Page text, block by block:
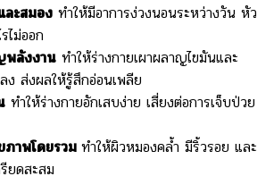
ละสมอง ทำให้มีอาการง่วงนอนระหว่างวัน หัว
ไม่ออก
พลังงาน ทำให้ร่างกายเผาผลาญไขมันและ
ง ส่งผลให้รู้สึกอ่อนเพลีย
ทำให้ร่างกายอักเสบง่าย เสี่ยงต่อการเจ็บป่วย
าพโดยรวม ทำให้ผิวหมองคล้ำ มีริ้วรอย และ
ยดสะสม